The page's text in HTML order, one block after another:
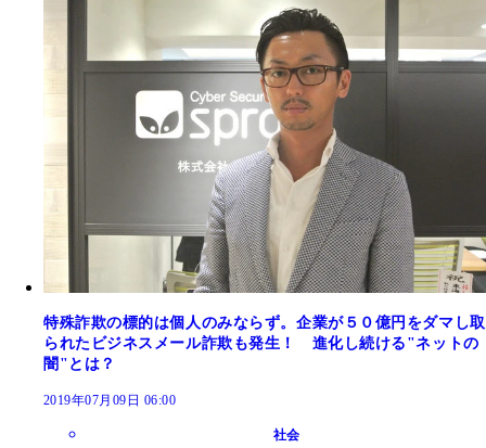
特殊詐欺の標的は個人のみならず。企業が５０億円をダマし取
られたビジネスメール詐欺も発生！ 進化し続ける"ネットの
闇"とは？
2019年07月09日 06:00
社会